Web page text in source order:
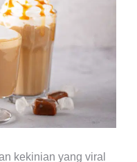
kekinian yang viral